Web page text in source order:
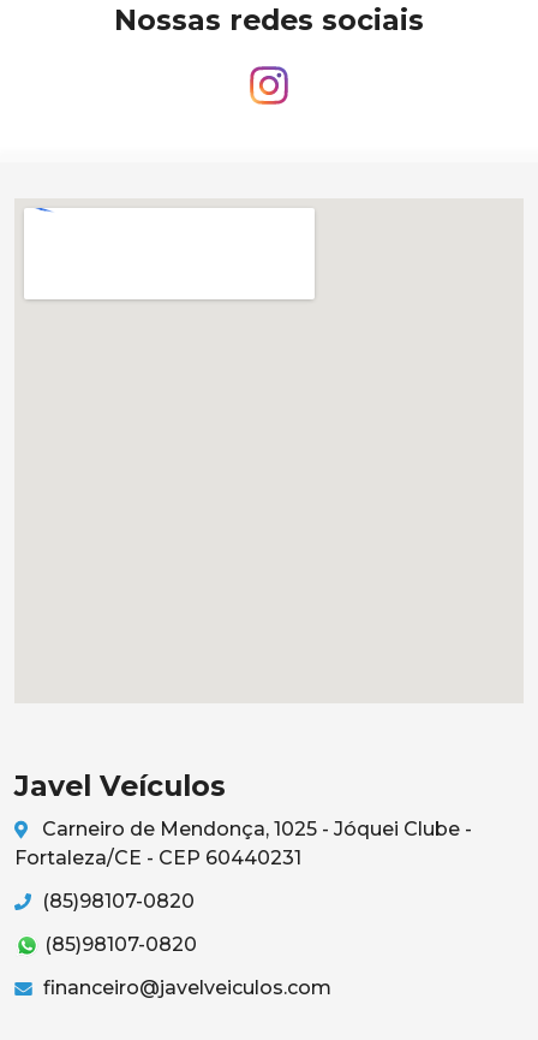
Nossas redes sociais
Javel Veículos
Carneiro de Mendonça, 1025 - Jóquei Clube -
Fortaleza/CE - CEP 60440231
(85)98107-0820
(85)98107-0820
financeiro@javelveiculos.com